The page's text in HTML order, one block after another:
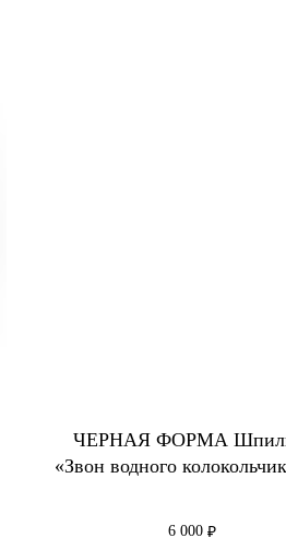
ЧЕРНАЯ ФОРМА
«Звон водного
6 000 ₽